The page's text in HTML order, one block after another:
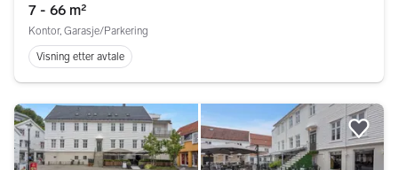
7 - 66 m²
Kontor, Garasje/Parkering
Visning etter avtale